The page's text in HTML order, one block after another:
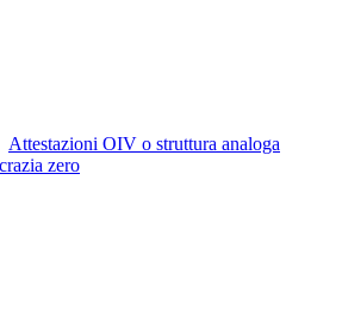
Attestazioni OIV o struttura analoga
zero